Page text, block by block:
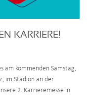
KARRIERE!
am kommenden Samstag,
im Stadion an der
2. Karrieremesse in